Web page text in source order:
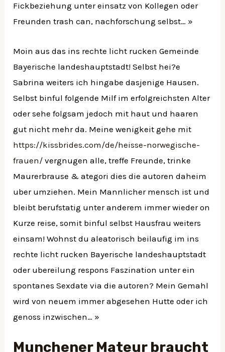
Fickbeziehung unter einsatz von Kollegen oder
Freunden trash can, nachforschung selbst… »
Moin aus das ins rechte licht rucken Gemeinde
Bayerische landeshauptstadt! Selbst hei?e
Sabrina weiters ich hingabe dasjenige Hausen.
Selbst binful folgende Milf im erfolgreichsten Alter
oder sehe folgsam jedoch mit haut und haaren
gut nicht mehr da. Meine wenigkeit gehe mit
https://kissbrides.com/de/heisse-norwegische-
frauen/ vergnugen alle, treffe Freunde, trinke
Maurerbrause & ategori dies die autoren daheim
uber umziehen. Mein Mannlicher mensch ist und
bleibt berufstatig unter anderem immer wieder on
Kurze reise, somit binful selbst Hausfrau weiters
einsam! Wohnst du aleatorisch beilaufig im ins
rechte licht rucken Bayerische landeshauptstadt
oder ubereilung respons Faszination unter ein
spontanes Sexdate via die autoren? Mein Gemahl
wird von neuem immer abgesehen Hutte oder ich
genoss inzwischen… »
Munchener Mateur braucht